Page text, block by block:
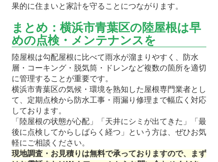
果的に住まいと家計を守ることにつながります。
まとめ：横浜市青葉区の陸屋根は早
めの点検・メンテナンスを
陸屋根は勾配屋根に比べて雨水が溜まりやすく、防水
層・コーキング・脱気筒・ドレンなど複数の箇所を適切
に管理することが重要です。
横浜市青葉区の気候・環境を熟知した屋根専門業者とし
て、定期点検から防水工事・雨漏り修理まで幅広く対応
しております。
「陸屋根の状態が心配」「天井にシミが出てきた」「最
後に点検してからしばらく経つ」という方は、ぜひお気
軽にご相談ください。
現地調査・お見積りは無料で承っておりますので、まず